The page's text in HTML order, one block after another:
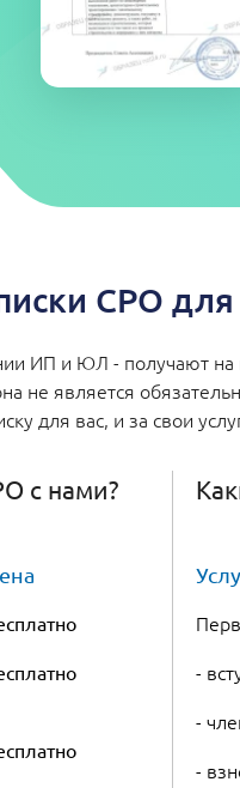
СРО для
ИП и ЮЛ - получают на
не является
для вас, и за свои
с нами?
-
-
-